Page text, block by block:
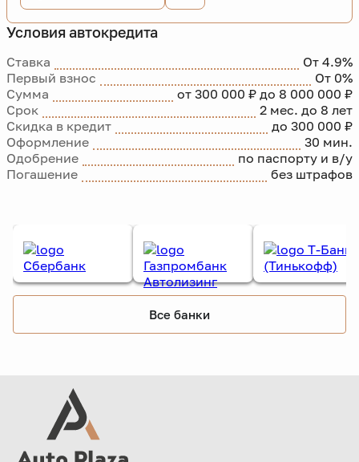
Условия автокредита
Ставка
От 4.9%
Первый взнос
От 0%
Сумма
от 300 000 ₽ до 8 000 000 ₽
Срок
2 мес. до 8 лет
Скидка в кредит
до 300 000 ₽
Оформление
30 мин.
Одобрение
по паспорту и в/у
Погашение
без штрафов
Все банки